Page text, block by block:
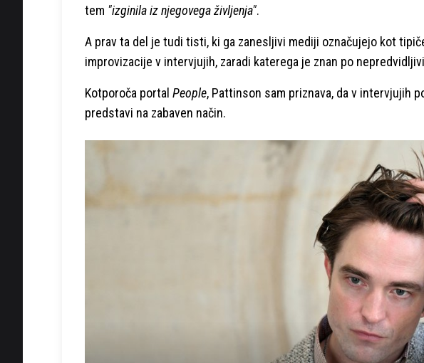
tem "izginila iz njegovega življenja".
A prav ta del je tudi tisti, ki ga zanesljivi mediji označujejo kot
improvizacije v intervjujih, zaradi katerega je znan po
Kotporoča portal People, Pattinson sam priznava, da v intervjujih
predstavi na zabaven način.